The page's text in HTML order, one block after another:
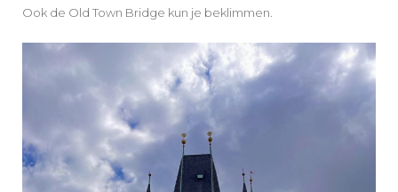
Ook de Old Town Bridge kun je beklimmen.